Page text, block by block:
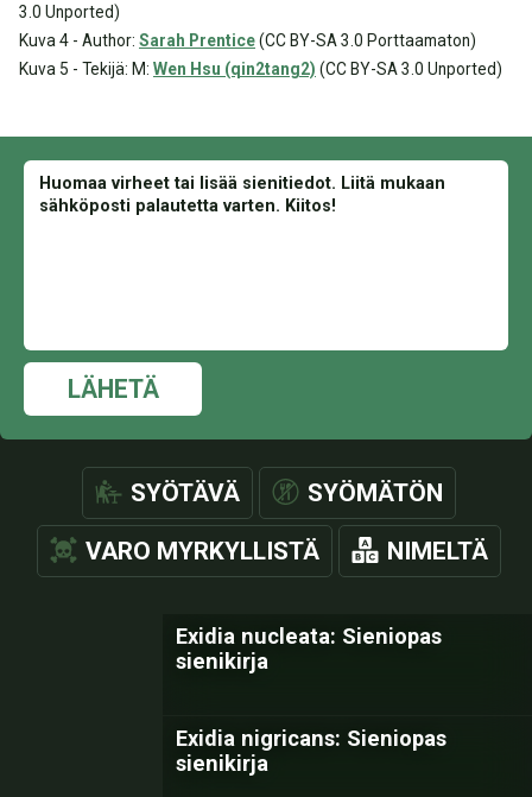
3.0 Unported)
Kuva 4 - Author: Sarah Prentice(CC BY-SA 3.0 Porttaamaton)
Kuva 5 - Tekijä: M: Wen Hsu (qin2tang2) (CC BY-SA 3.0 Unported)
LÄHETÄ
SYÖTÄVÄ SYÖMÄTÖN
VARO MYRKYLLISTÄ NIMELTÄ
Exidia nucleata: Sieniopas
sienikirja
Exidia nigricans: Sieniopas
sienikirja